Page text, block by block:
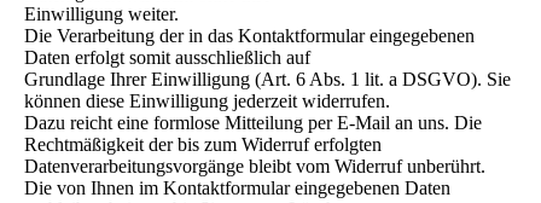
Einwilligung weiter.
Die Verarbeitung der in das Kontaktformular eingegebenen
Daten erfolgt somit ausschließlich auf
Grundlage Ihrer Einwilligung (Art. 6 Abs. 1 lit. a DSGVO). Sie
können diese Einwilligung jederzeit widerrufen.
Dazu reicht eine formlose Mitteilung per E-Mail an uns. Die
Rechtmäßigkeit der bis zum Widerruf erfolgten
Datenverarbeitungsvorgänge bleibt vom Widerruf unberührt.
Die von Ihnen im Kontaktformular eingegebenen Daten